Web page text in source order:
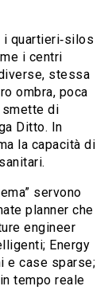
quartieri‐silos
i centri
stessa
ombra, poca
smette di
Ditto. In
la capacità di
servono
planner che
engineer
Energy
e case sparse;
tempo reale